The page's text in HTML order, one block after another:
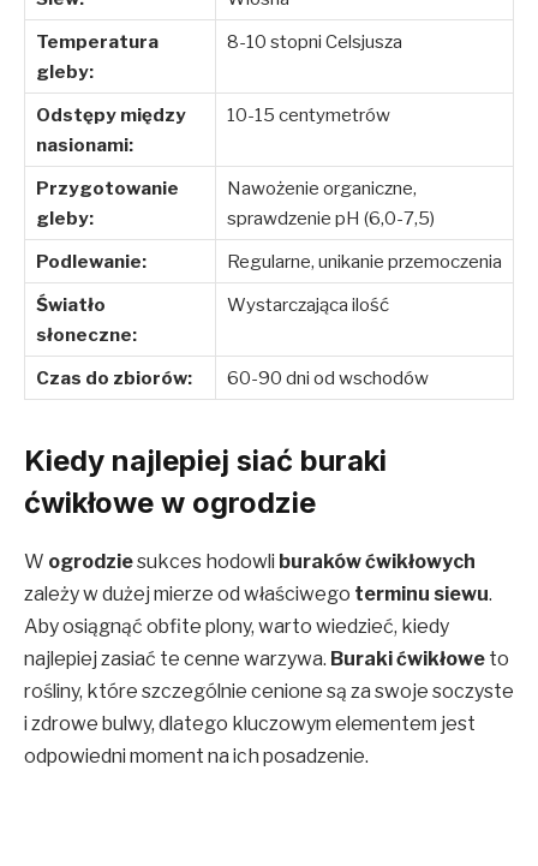
Temperatura
gleby:
8-10 stopni Celsjusza
Odstępy między
nasionami:
10-15 centymetrów
Przygotowanie
gleby:
Nawożenie organiczne,
sprawdzenie pH (6,0-7,5)
Podlewanie:
Regularne, unikanie przemoczenia
Światło
słoneczne:
Wystarczająca ilość
Czas do zbiorów: 60-90 dni od wschodów
Kiedy najlepiej siać buraki
ćwikłowe w ogrodzie
W ogrodziesukces hodowli buraków ćwikłowych
zależy w dużej mierze od właściwego terminu siewu.
Aby osiągnąć obfite plony, warto wiedzieć, kiedy
najlepiej zasiać te cenne warzywa. Buraki ćwikłowe to
rośliny, które szczególnie cenione są za swoje soczyste
i zdrowe bulwy, dlatego kluczowym elementem jest
odpowiedni moment na ich posadzenie.